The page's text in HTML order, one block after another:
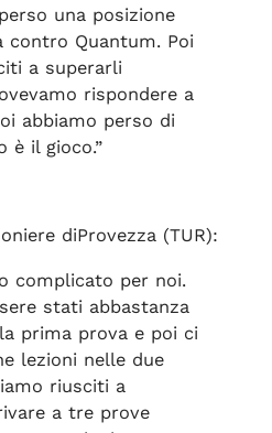
una posizione
contro Quantum. Poi
a superarli
rispondere a
abbiamo perso di
è il gioco.”
diProvezza (TUR):
complicato per noi.
stati abbastanza
prima prova e poi ci
lezioni nelle due
riusciti a
a tre prove